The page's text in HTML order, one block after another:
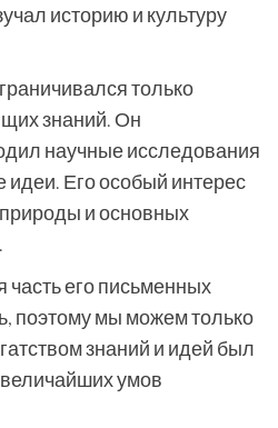
историю и культуру
только
знаний. Он
научные исследования
Его особый интерес
и основных
его письменных
поэтому мы можем только
знаний и идей был
умов